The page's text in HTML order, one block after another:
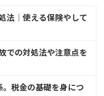
法│使える保険やして
での対処法や注意点を
税金の基礎を身につ